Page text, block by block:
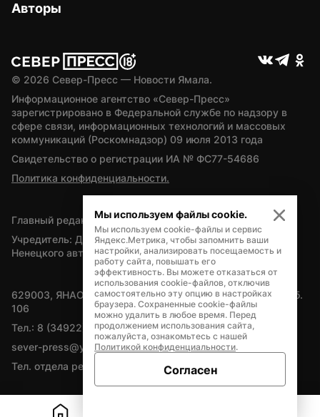
Авторы
© 2026 Север-Пресс — Новости Ямала.
Информационное агентство «Север-Пресс»
зарегистрировано в Федеральной службе по надзору в
сфере связи, информационных технологий и массовых
коммуникаций (Роскомнадзор) 09 июля 2013 года
Свидетельство о регистрации ИА № ФС77-54686
Политика конфиденциальности.
Главный редактор — А.Л. Поздеев
Учредитель: Департамент внутренней политики Ямало-
Ненецкого автономного округа
629003, ЯНАО, Салехард, мкр. Богдана Кнунянца, д.1, каб.
106
Тел.: 8 (34922) 71262
sever-press@yamal-media.ru
Тел. отдела рекламы: 8 (34922) 42728
Мы используем файлы cookie.
Мы используем cookie-файлы и сервис
Яндекс.Метрика, чтобы запомнить ваши
настройки, анализировать посещаемость и
работу сайта, повышать его
эффективность. Вы можете отказаться от
использования cookie-файлов, отключив
самостоятельно эту опцию в настройках
браузера. Сохраненные cookie-файлы
можно удалить в любое время. Перед
продолжением использования сайта,
пожалуйста, ознакомьтесь с нашей
Политикой конфиденциальности.
Согласен